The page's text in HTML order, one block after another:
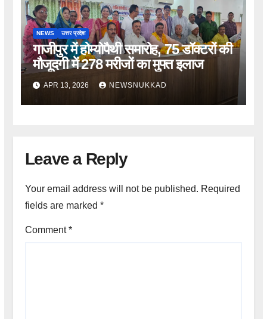
NEWS उत्तर प्रदेश
गाजीपुर में होम्योपैथी समारोह, 75 डॉक्टरों की
मौजूदगी में 278 मरीजों का मुफ्त इलाज
APR 13, 2026 NEWSNUKKAD
Leave a Reply
Your email address will not be published. Required
fields are marked *
Comment*